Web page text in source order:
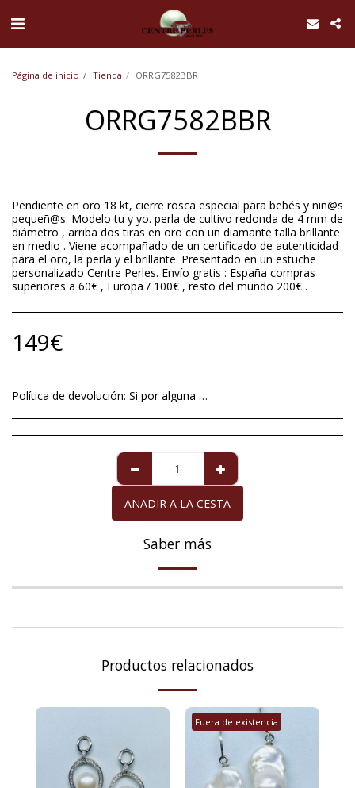
Página de inicio Tienda ORRG7582BBR
ORRG7582BBR
Pendiente en oro 18 kt, cierre rosca especial para bebés y niñ@s
pequeñ@s. Modelo tu y yo. perla de cultivo redonda de 4 mm de
diámetro , arriba dos tiras en oro con un diamante talla brillante
en medio . Viene acompañado de un certificado de autenticidad
para el oro, la perla y el brillante. Presentado en un estuche
personalizado Centre Perles. Envío gratis : España compras
superiores a 60€ , Europa / 100€ , resto del mundo 200€ .
149€
Política de devolución: Si por alguna excepcional situación no está satisfech@ con el artículo que le hemos mandado, tiene un plazo máximo de 14 días a contar a partir de la fecha de entrega , para devolverlo. Imperfecciones en perlas de cultivo no será motivo aceptable de devolución ya que éstas son totalmente naturales y no se pueden alterar dándole formas redondas y perfectas. Para la perla de Mallorca que viene acompañada de la garantía de diez años, la garantía cubre cualquier defecto exclusivamente de la perla, siempre y cuando ésta haya recibido los cuidados necesarios. La devolución del importe de la compra, cuando proceda, se realizará en el mismo medio de pago con el que usted adquirió el artículo que devuelve.
AÑADIR A LA CESTA
Saber más
Productos relacionados
Fuera de existencia